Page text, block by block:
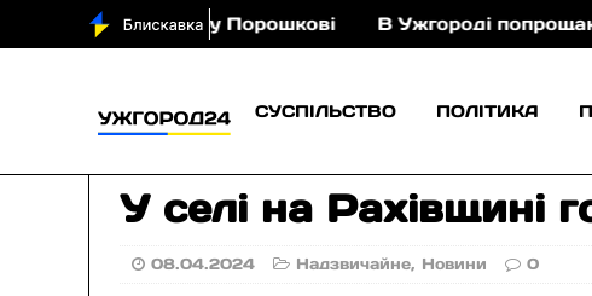
з кіньми у Порошкові В Ужгороді попрощаються із
СУСПІЛЬСТВО ПОЛІТИКА
У селі на Рахівщині
08.04.2024 Надзвичайне, Новини 0